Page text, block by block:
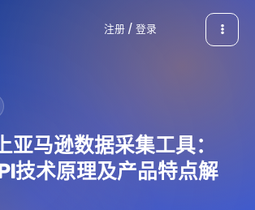
注册 / 登录
亚马逊数据采集工具：
技术原理及产品特点解